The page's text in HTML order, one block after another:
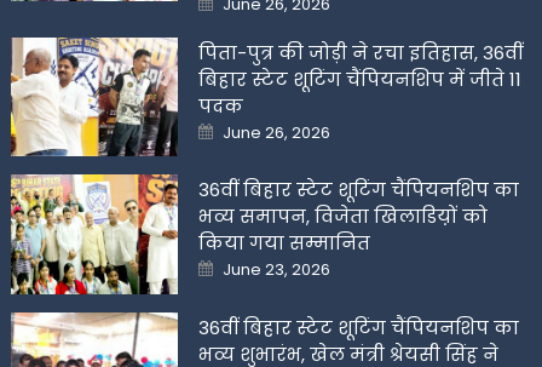
on
पिता-पुत्र की जोड़ी ने रचा इतिहास, 36वीं
बिहार स्टेट शूटिंग चैंपियनशिप में जीते 11
पदक
Posted
on
June 26, 2026
36वीं बिहार स्टेट शूटिंग चैंपियनशिप का
भव्य समापन, विजेता खिलाडिय़ों को
किया गया सम्मानित
Posted
on
June 23, 2026
36वीं बिहार स्टेट शूटिंग चैंपियनशिप का
भव्य शुभारंभ, खेल मंत्री श्रेयसी सिंह ने